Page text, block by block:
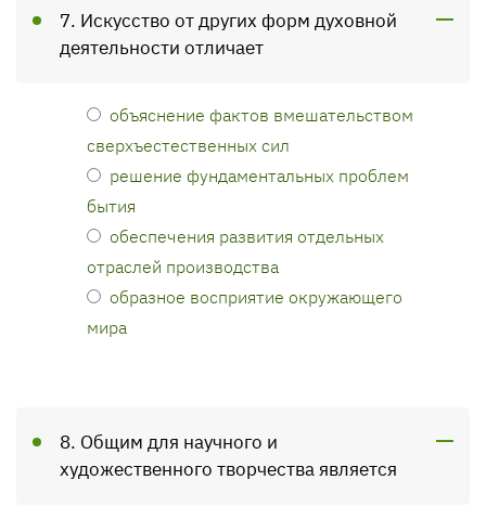
7. Искусство от других форм духовной
деятельности отличает
объяснение фактов вмешательством
сверхъестественных сил
решение фундаментальных проблем
бытия
обеспечения развития отдельных
отраслей производства
образное восприятие окружающего
мира
8. Общим для научного и
художественного творчества является